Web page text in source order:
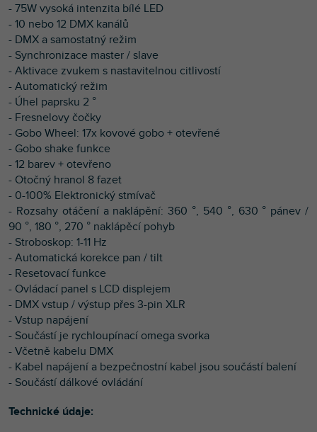
- 75W vysoká intenzita bílé LED
- 10 nebo 12 DMX kanálů
- DMX a samostatný režim
- Synchronizace master / slave
- Aktivace zvukem s nastavitelnou citlivostí
- Automatický režim
- Úhel paprsku 2 °
- Fresnelovy čočky
- Gobo Wheel: 17x kovové gobo + otevřené
- Gobo shake funkce
- 12 barev + otevřeno
- Otočný hranol 8 fazet
- 0-100% Elektronický stmívač
- Rozsahy otáčení a naklápění: 360 °, 540 °, 630 ° pánev /
90 °, 180 °, 270 ° naklápěcí pohyb
- Stroboskop: 1-11 Hz
- Automatická korekce pan / tilt
- Resetovací funkce
- Ovládací panel s LCD displejem
- DMX vstup / výstup přes 3-pin XLR
- Vstup napájení
- Součástí je rychloupínací omega svorka
- Včetně kabelu DMX
- Kabel napájení a bezpečnostní kabel jsou součástí balení
- Součástí dálkové ovládání
Technické údaje: